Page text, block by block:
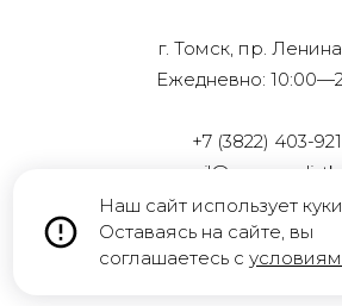
г. Томск, пр.
Ежедневно:
+7 (3822) 403-921
Разработка и
—Бобяков.ру
Наш сайт использует
Оставаясь на сайте, вы
соглашаетесь c